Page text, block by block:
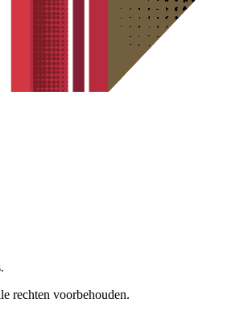
rechten voorbehouden.